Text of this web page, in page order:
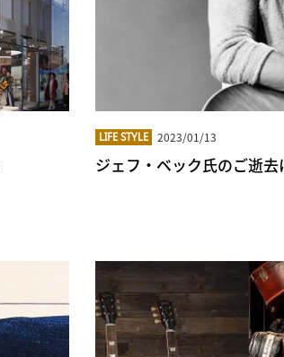
LIFE STYLE 2023/01/13
ジェフ・ベック氏のご逝